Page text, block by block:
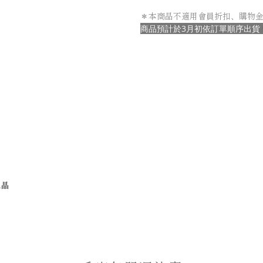
＊本商品不適用會員折扣、購物金
商品預計於3月初依訂單順序出貨